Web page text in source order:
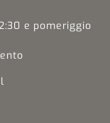
e pomeriggio